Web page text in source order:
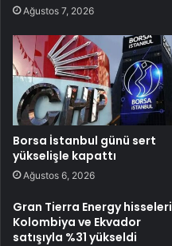
Ağustos 7, 2026
Borsa İstanbul günü sert
yükselişle kapattı
Ağustos 6, 2026
Gran Tierra Energy hisseleri
Kolombiya ve Ekvador
satışıyla %31 yükseldi